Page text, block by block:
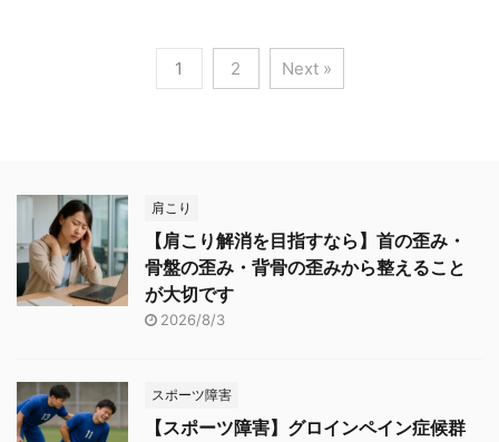
1 2 Next »
肩こり
【肩こり解消を目指すなら】首の歪み・
骨盤の歪み・背骨の歪みから整えること
が大切です
2026/8/3
スポーツ障害
【スポーツ障害】グロインペイン症候群